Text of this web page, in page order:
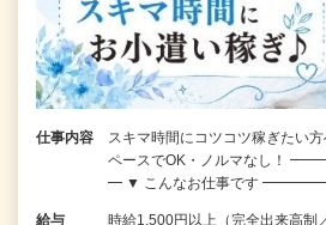
仕事内容
スキマ時間にコツコツ稼ぎたい
ペースでOK・ノルマな
━ ▼ こんなお仕事です
給与
時給1,500円以上（完全出来高制